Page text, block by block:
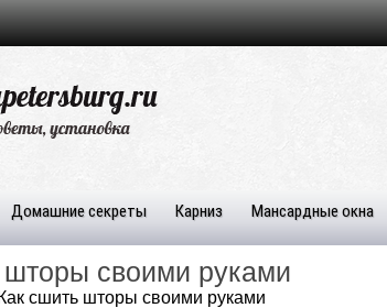
Домашние секреты Карниз Мансардные окна
шторы своими руками
Как сшить шторы своими руками